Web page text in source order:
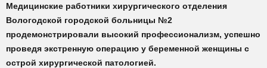
Медицинские работники хирургического отделения
Вологодской городской больницы №2
продемонстрировали высокий профессионализм, успешно
проведя экстренную операцию у беременной женщины с
острой хирургической патологией.